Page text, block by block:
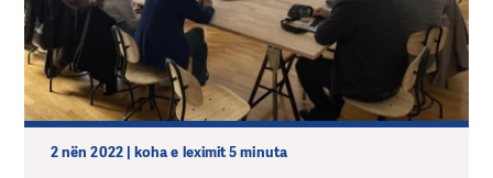
2 nën 2022 | koha e leximit 5 minuta